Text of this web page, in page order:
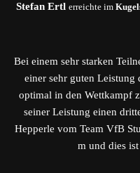
Stefan Ertl erreichte im
Bei einem sehr starken
einer sehr guten Leistung
optimal in den Wettkampf
seiner Leistung einen
Hepperle vom Team VfB
m und dies